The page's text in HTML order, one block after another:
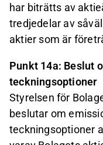
har biträtts av
tredjedelar av
aktier som är
Punkt 14a: Beslut
teckningsoptioner
Styrelsen för
beslutar om
teckningsoptioner